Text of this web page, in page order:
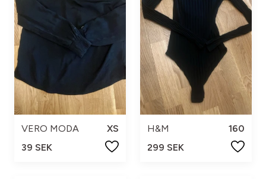
VERO MODA
XS
39 SEK
H&M
160
299 SEK